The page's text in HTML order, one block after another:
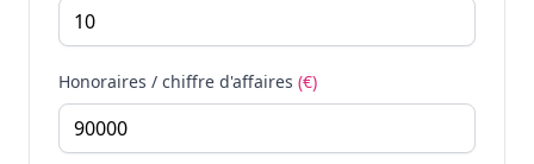
Honoraires / chiffre d'affaires (€)